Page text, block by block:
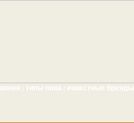
типы пива известные бренды